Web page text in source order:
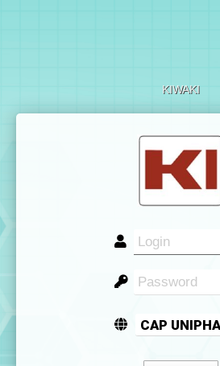
KIWAKI
CAP